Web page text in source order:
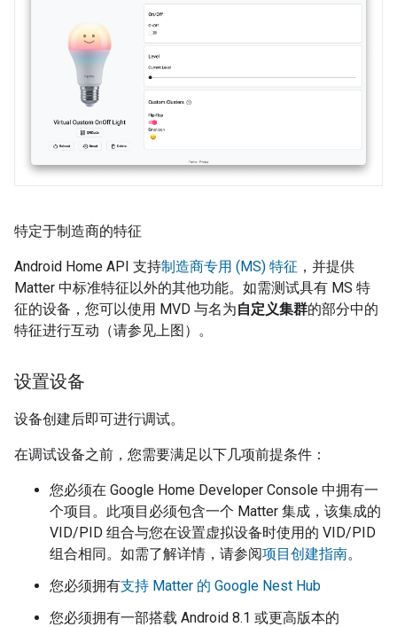
特定于制造商的特征
Android Home API 支持制造商专用 (MS) 特征 ，并提供
Matter 中标准特征以外的其他功能。如需测试具有 MS 特
征的设备，您可以使用 MVD 与名为自定义集群的部分中的
特征进行互动（请参见上图）。
设置设备
设备创建后即可进行调试。
在调试设备之前，您需要满足以下几项前提条件：
您必须在 Google Home Developer Console 中拥有一
个项目。此项目必须包含一个 Matter 集成，该集成的
VID/PID 组合与您在设置虚拟设备时使用的 VID/PID
组合相同。如需了解详情，请参阅项目创建指南。
您必须拥有支持 Matter 的 Google Nest Hub
您必须拥有一部搭载 Android 8.1 或更高版本的